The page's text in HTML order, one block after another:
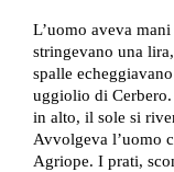
L’uomo aveva
stringevano una
spalle
uggiolio di Cerbero.
in alto, il sole si
Avvolgeva l’uomo
Agriope. I prati,